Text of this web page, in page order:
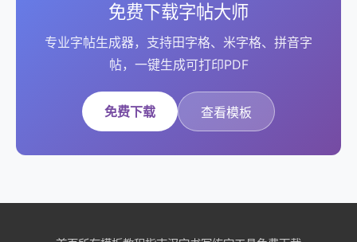
免费下载字帖大师
专业字帖生成器，支持田字格、米字格、拼音字
帖，一键生成可打印PDF
免费下载 查看模板